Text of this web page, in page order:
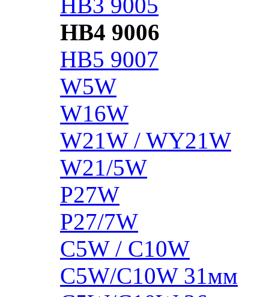
HB4 9006
HB5 9007
W5W
W16W
W21W / WY21W
W21/5W
P27W
P27/7W
C5W / C10W
C5W/C10W 31мм